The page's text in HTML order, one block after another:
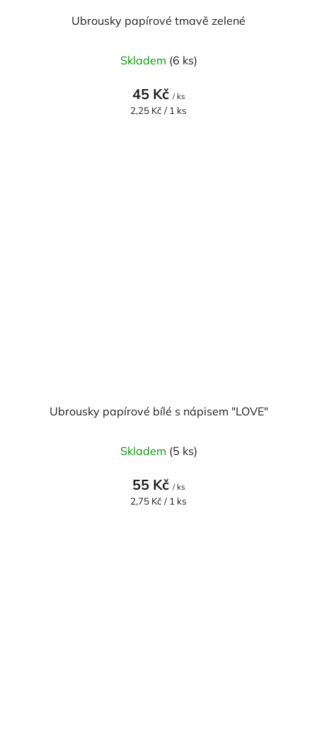
Ubrousky papírové tmavě zelené
Skladem (6 ks)
45 Kč / ks
Měrná
2,25 Kč / 1 ks
Ubrousky papírové bílé s nápisem "LOVE"
Skladem (5 ks)
55 Kč / ks
Měrná
2,75 Kč / 1 ks